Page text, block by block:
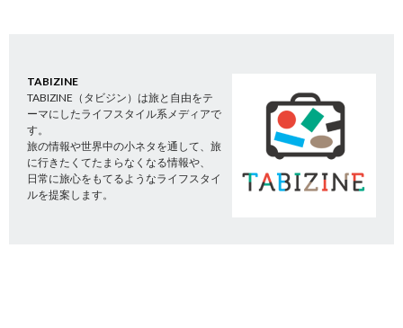
TABIZINE
TABIZINE（タビジン）は旅と自由をテ
ーマにしたライフスタイル系メディアで
す。
旅の情報や世界中の小ネタを通して、旅
に行きたくてたまらなくなる情報や、
日常に旅心をもてるようなライフスタイ
ルを提案します。